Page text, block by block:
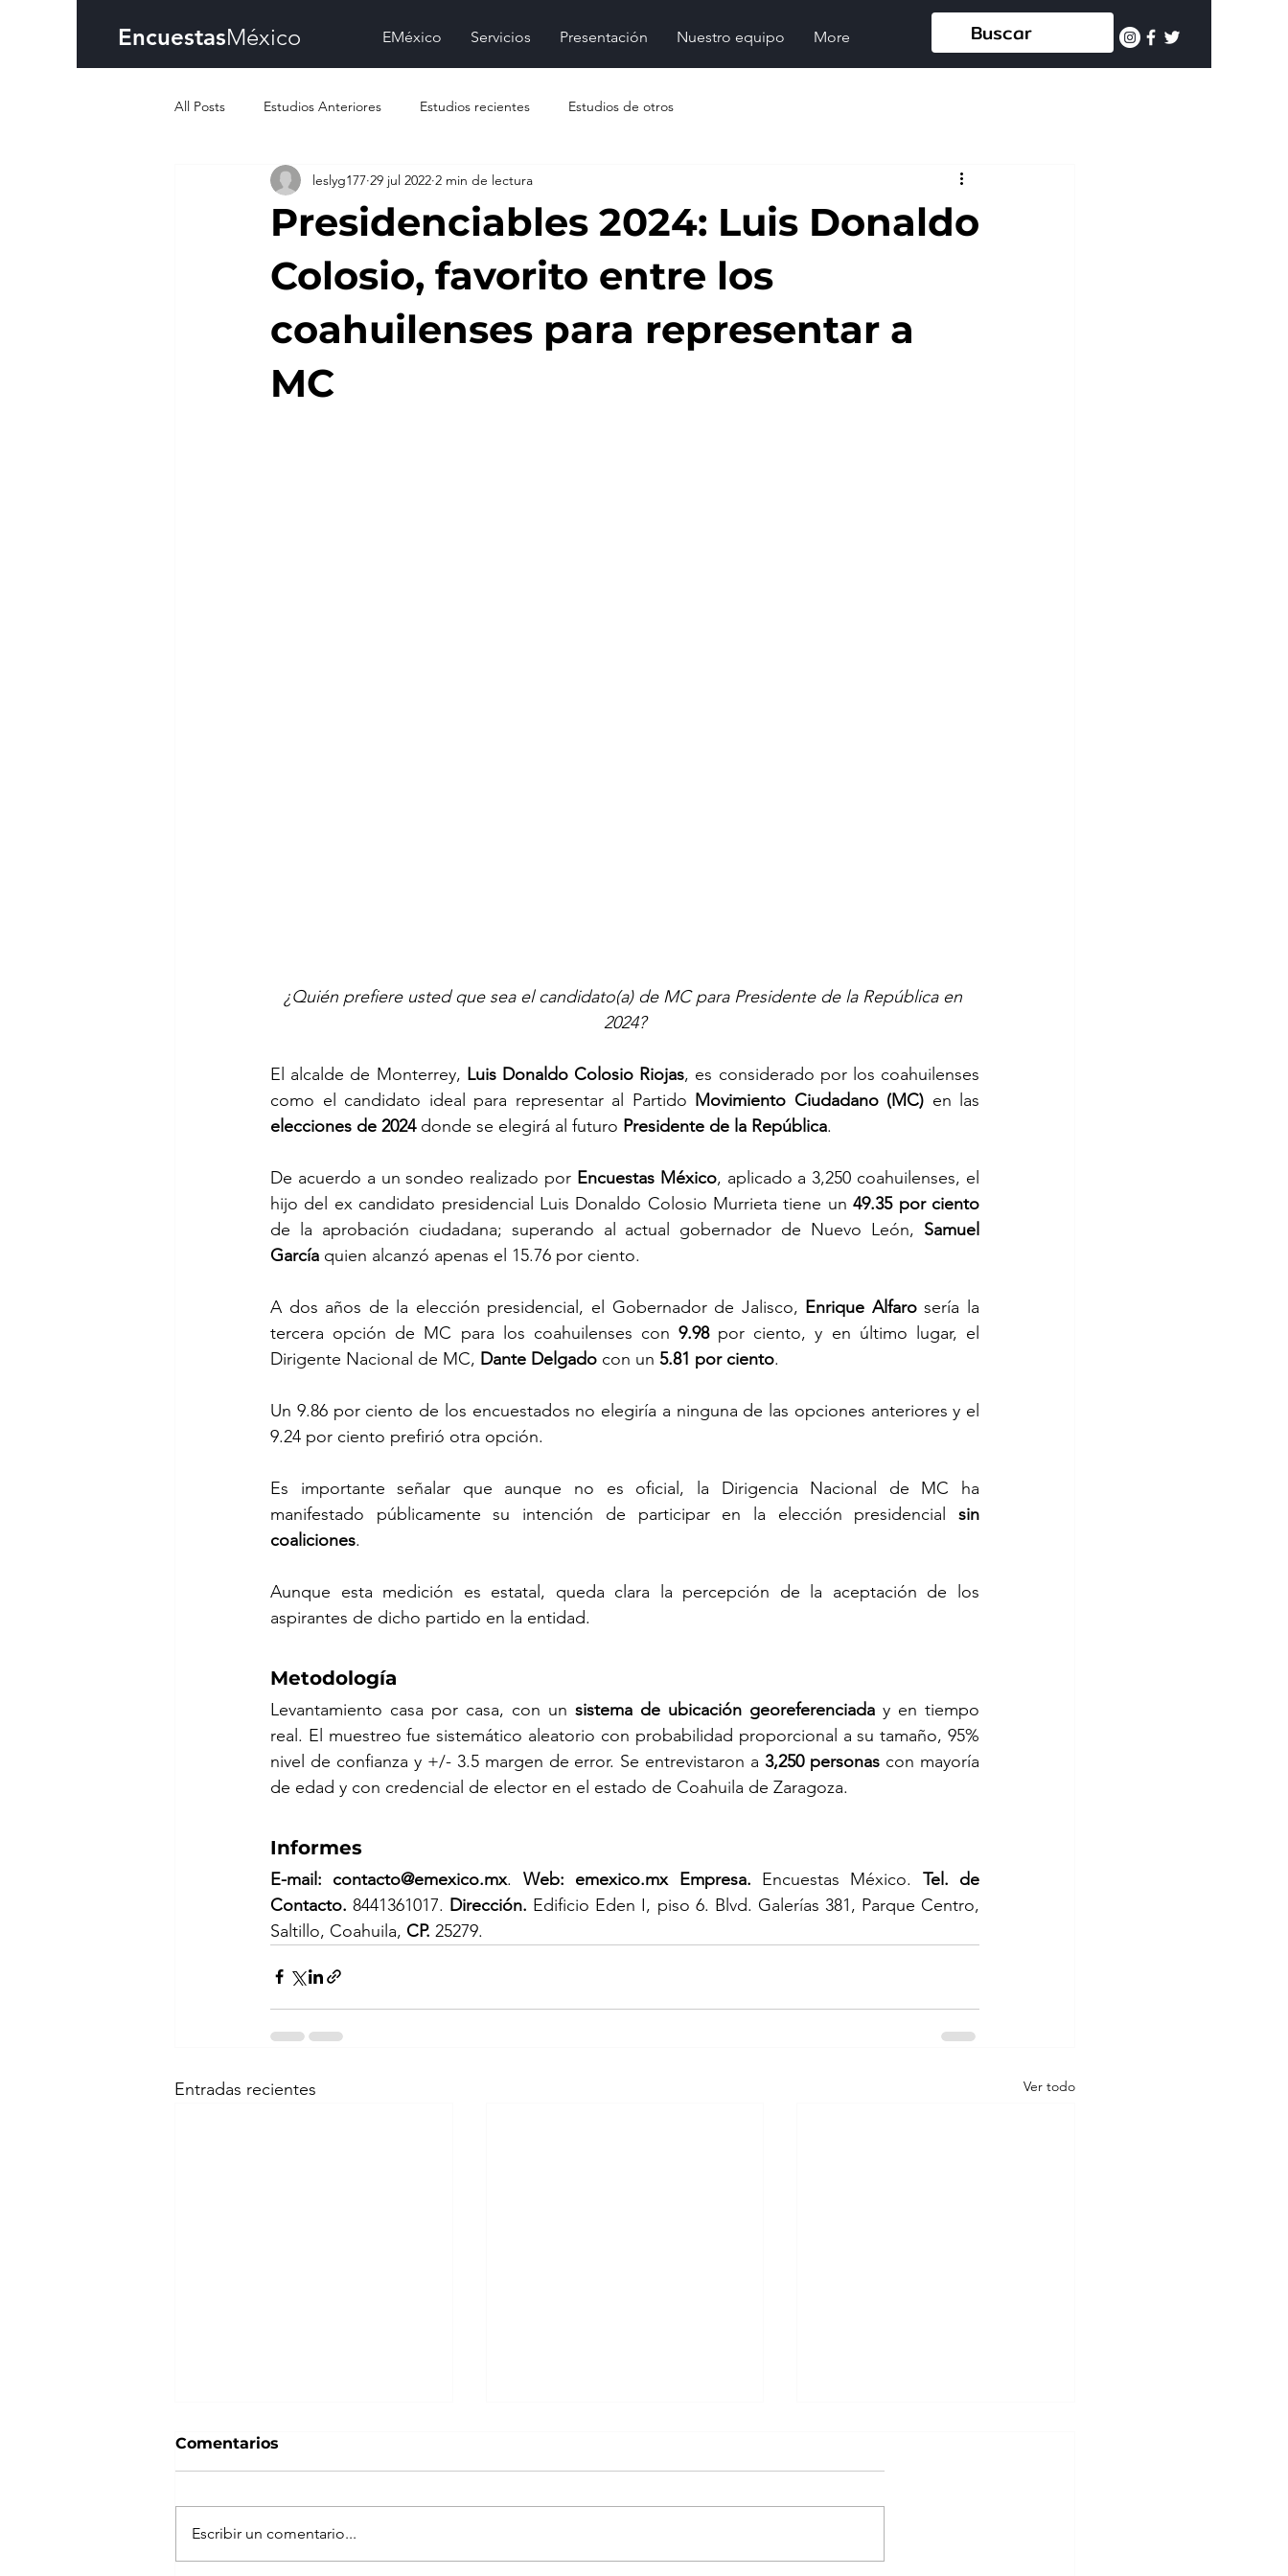
EncuestasMéxico EMéxico Servicios Presentación Nuestro equipo More
All Posts Estudios Anteriores Estudios recientes Estudios de otros
Presidenciables 2024: Luis Donaldo
Colosio, favorito entre los
coahuilenses para representar a
MC
leslyg177 29 jul 2022 2 min de lectura
¿Quién prefiere usted que sea el candidato(a) de MC para Presidente de la República en
2024?
El alcalde de Monterrey, Luis Donaldo Colosio Riojas, es considerado por los coahuilenses
como el candidato ideal para representar al Partido Movimiento Ciudadano (MC)
elecciones de 2024 donde se elegirá al futuro Presidente de la República.
De acuerdo a un sondeo realizado por Encuestas México, aplicado a 3,250 coahuilenses, el
hijo del ex candidato presidencial Luis Donaldo Colosio Murrieta tiene un 49.35 por ciento
de la aprobación ciudadana; superando al actual gobernador de Nuevo León, Samuel
García quien alcanzó apenas el 15.76 por ciento.
A dos años de la elección presidencial, el Gobernador de Jalisco, Enrique Alfaro sería la
tercera opción de MC para los coahuilenses con 9.98 por ciento, y en último lugar, el
Dirigente Nacional de MC, Dante Delgado con un 5.81 por ciento.
Un 9.86 por ciento de los encuestados no elegiría a ninguna de las opciones anteriores y el
9.24 por ciento prefirió otra opción.
Es importante señalar que aunque no es oficial, la Dirigencia Nacional de MC ha
manifestado públicamente su intención de participar en la elección presidencial sin
coaliciones.
Aunque esta medición es estatal, queda clara la percepción de la aceptación de los
aspirantes de dicho partido en la entidad.
Metodología
Levantamiento casa por casa, con un sistema de ubicación georeferenciada y en tiempo
real. El muestreo fue sistemático aleatorio con probabilidad proporcional a su tamaño, 95%
nivel de confianza y +/- 3.5 margen de error. Se entrevistaron a 3,250 personas con mayoría
de edad y con credencial de elector en el estado de Coahuila de Zaragoza.
Informes
E-mail: contacto@emexico.mx. Web: emexico.mx Empresa. Encuestas México. Tel. de
Contacto. 8441361017. Dirección. Edificio Eden I, piso 6. Blvd. Galerías 381, Parque Centro,
Saltillo, Coahuila, CP. 25279.
Entradas recientes Ver todo
Comentarios
Escribir un comentario...